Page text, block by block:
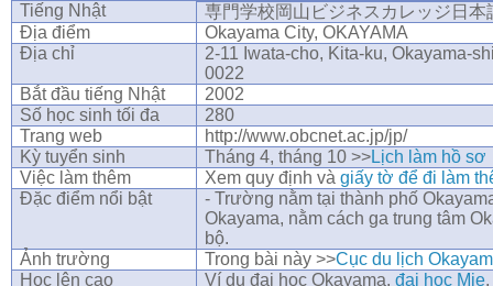
Tiếng Nhật
専門学校岡山ビジネスカレッジ日本
Địa điểm
Okayama City, OKAYAMA
Địa chỉ
2-11 Iwata-cho, Kita-ku, Okayama-
0022
Bắt đầu tiếng Nhật
2002
Số học sinh tối đa
280
Trang web
http://www.obcnet.ac.jp/jp/
Kỳ tuyển sinh
Tháng 4, tháng 10 >>Lịch làm hồ sơ
Việc làm thêm
Xem quy định vàgiấy tờ để đi làm
Đặc điểm nổi bật
- Trường nằm tại thành phố
Okayama, nằm cách ga trung tâm
bộ.
Ảnh trường
Trong bài này >>Cục du lịch
Học lên cao
Ví dụ đại học Okayama,đại học Mie